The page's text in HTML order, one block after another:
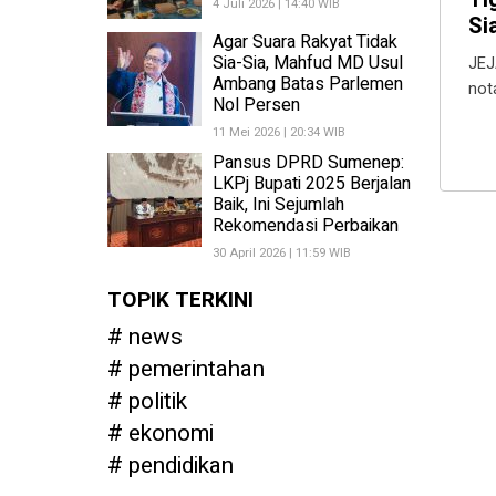
4 Juli 2026 | 14:40 WIB
Agar Suara Rakyat Tidak
Sia-Sia, Mahfud MD Usul
Ambang Batas Parlemen
Nol Persen
11 Mei 2026 | 20:34 WIB
Pansus DPRD Sumenep:
LKPj Bupati 2025 Berjalan
Baik, Ini Sejumlah
Rekomendasi Perbaikan
30 April 2026 | 11:59 WIB
TOPIK TERKINI
news
pemerintahan
politik
ekonomi
pendidikan